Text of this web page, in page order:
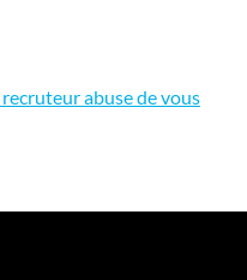
abuse de vous